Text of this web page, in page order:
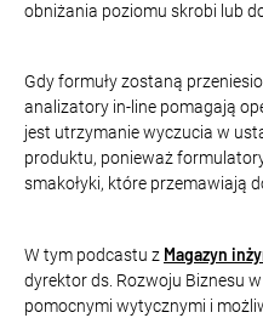
obniżania poziomu skrobi lub
Gdy formuły zostaną
analizatory in-line pomagają
jest utrzymanie wyczucia w
produktu, ponieważ
smakołyki, które przemawiają
W tym podcastu z Magazyn
dyrektor ds. Rozwoju Biznesu
pomocnymi wytycznymi i